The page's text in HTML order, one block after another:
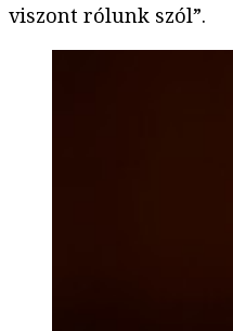
viszont rólunk szól”.